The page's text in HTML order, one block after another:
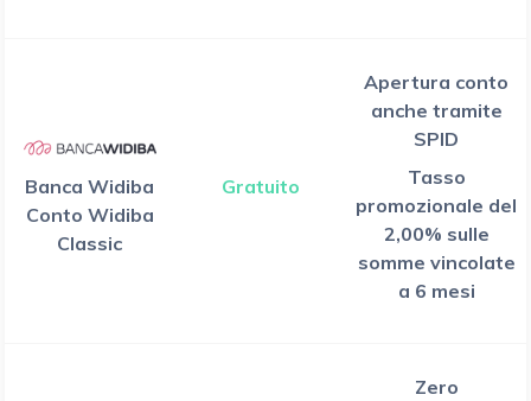
Banca Widiba
Conto Widiba
Classic
Gratuito
Apertura conto
anche tramite
SPID
Tasso
promozionale del
2,00% sulle
somme vincolate
a 6 mesi
Zero